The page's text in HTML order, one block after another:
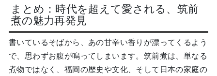
まとめ：時代を超えて愛される、筑前
煮の魅力再発見
書いているそばから、あの甘辛い香りが漂ってくるよう
で、思わずお腹が鳴ってしまいます。筑前煮は、単なる
煮物ではなく、福岡の歴史や文化、そして日本の家庭の